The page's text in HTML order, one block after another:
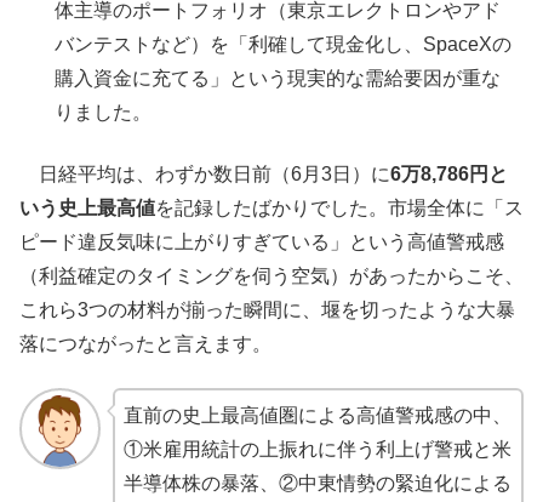
体主導のポートフォリオ（東京エレクトロンやアド
バンテストなど）を「利確して現金化し、SpaceXの
購入資金に充てる」という現実的な需給要因が重な
りました。
日経平均は、わずか数日前（6月3日）に6万8,786円と
いう史上最高値を記録したばかりでした。市場全体に「ス
ピード違反気味に上がりすぎている」という高値警戒感
（利益確定のタイミングを伺う空気）があったからこそ、
これら3つの材料が揃った瞬間に、堰を切ったような大暴
落につながったと言えます。
直前の史上最高値圏による高値警戒感の中、
①米雇用統計の上振れに伴う利上げ警戒と米
半導体株の暴落、②中東情勢の緊迫化による